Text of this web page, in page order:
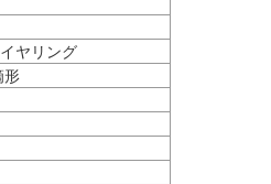
ヤリング
形